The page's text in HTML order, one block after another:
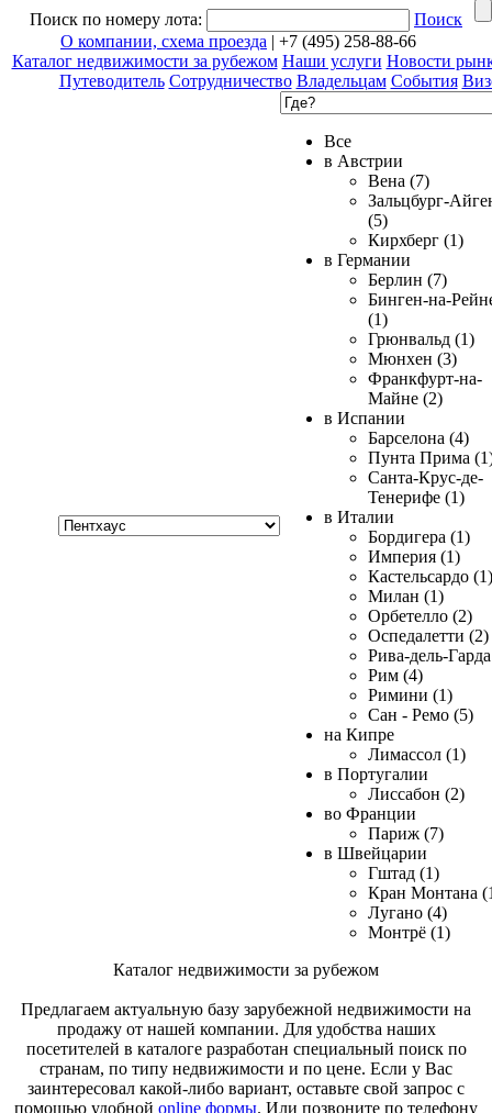
Поиск по номеру лота:
Поиск
О компании, схема проезда | +7 (495) 258-88-66
Каталог недвижимости за рубежом Наши услуги Новости
Путеводитель Сотрудничество Владельцам События
Все
в Австрии
Вена (7)
Зальцбург-
(5)
Кирхберг (1)
в Германии
Берлин (7)
Бинген-на-
(1)
Грюнвальд (1)
Мюнхен (3)
Франкфурт-на-
Майне (2)
в Испании
Барселона (4)
Пунта Прима
Санта-Крус-де-
Тенерифе (1)
в Италии
Бордигера (1)
Империя (1)
Кастельсардо (1)
Милан (1)
Орбетелло (2)
Оспедалетти (2)
Рива-дель-
Рим (4)
Римини (1)
Сан - Ремо (5)
на Кипре
Лимассол (1)
в Португалии
Лиссабон (2)
во Франции
Париж (7)
в Швейцарии
Гштад (1)
Кран Монтана
Лугано (4)
Монтрё (1)
Каталог недвижимости за рубежом
Предлагаем актуальную базу зарубежной недвижимости на
продажу от нашей компании. Для удобства наших
посетителей в каталоге разработан специальный поиск по
странам, по типу недвижимости и по цене. Если у Вас
заинтересовал какой-либо вариант, оставьте свой запрос с
помощью удобной online формы. Или позвоните по телефону